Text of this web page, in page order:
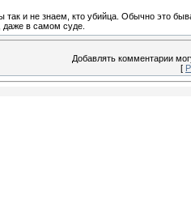
и не знаем, кто убийца. Обычно это
даже в самом суде.
Добавлять комментарии
[